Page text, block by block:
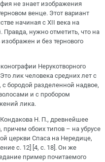
не знает изображения
венце. Этот вариант
начиная с XII века на
Правда, нужно отметить, что на
и без тернового
Нерукотворного
лик человека средних лет с
бородой разделенной надвое,
и с пробором
лика.
Н. П., древнейшее
причем обоих типов – на убрусе
церкви Спаса на Нередице,
c. 12] [4, с. 18]. Он же
пример почитаемого